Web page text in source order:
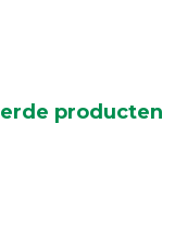
producten